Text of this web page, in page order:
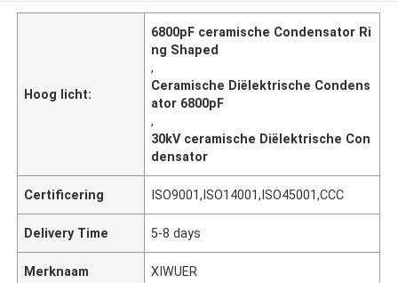
Hoog licht:
6800pF ceramische Condensator Ri
ng Shaped
,
Ceramische Diëlektrische Condens
ator 6800pF
,
30kV ceramische Diëlektrische Con
densator
Certificering ISO9001,ISO14001,ISO45001,CCC
Delivery Time 5-8 days
Merknaam XIWUER